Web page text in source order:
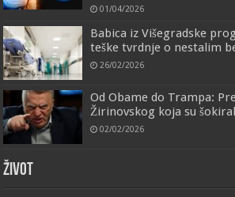
01/04/2026
Babica iz Višegradske
teške tvrdnje o nestalim
26/02/2026
Od Obame do Trampa:
Žirinovskog koja su
02/02/2026
ŽIVOT